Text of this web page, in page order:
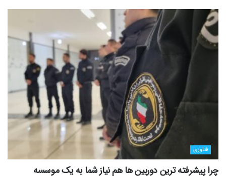
فناوری
چرا پیشرفته ترین دوربین ها هم نیاز شما به یک موسسه